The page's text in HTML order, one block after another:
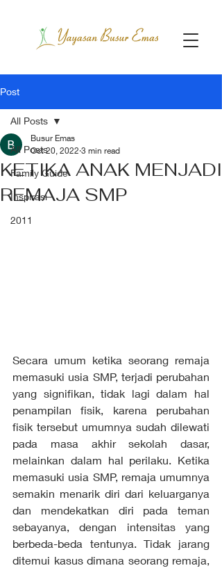
Post
All Posts
Family Guide
Inspirasi
2011
All Posts
KETIKA ANAK MENJADI
REMAJA SMP
Busur Emas
Oct 20, 2022 3 min read
Secara umum ketika seorang remaja
memasuki usia SMP, terjadi perubahan
yang signifikan, tidak lagi dalam hal
penampilan fisik, karena perubahan
fisik tersebut umumnya sudah dilewati
pada masa akhir sekolah dasar,
melainkan dalam hal perilaku. Ketika
memasuki usia SMP, remaja umumnya
semakin menarik diri dari keluarganya
dan mendekatkan diri pada teman
sebayanya, dengan intensitas yang
berbeda-beda tentunya. Tidak jarang
ditemui kasus dimana seorang remaja,